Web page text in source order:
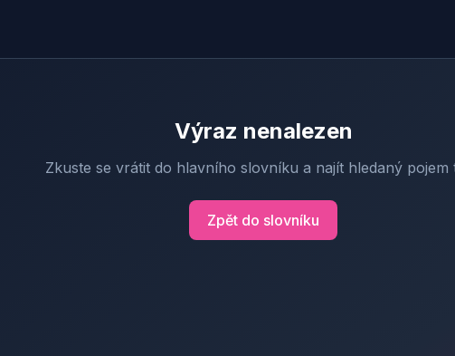
Výraz nenalezen
Zkuste se vrátit do hlavního slovníku a najít hledaný pojem
Zpět do slovníku